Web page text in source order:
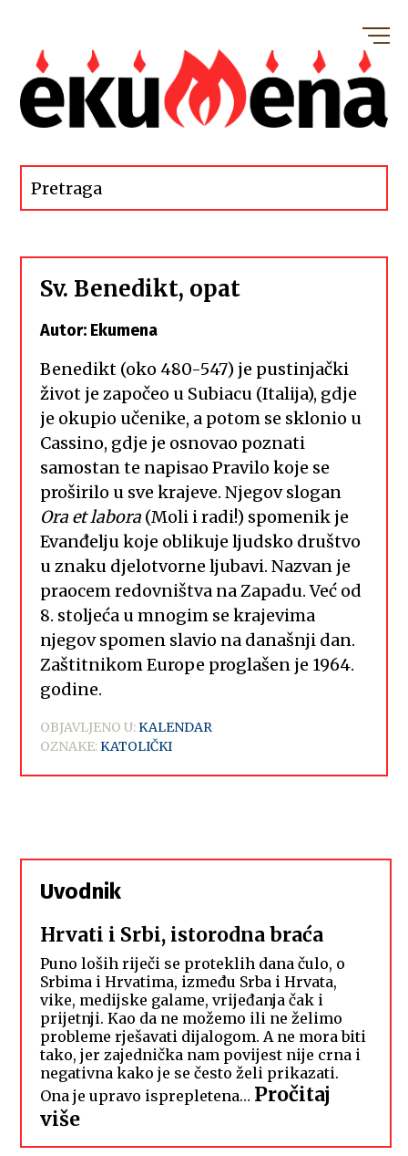
Sv. Benedikt, opat
Autor: Ekumena
Benedikt (oko 480-547) je pustinjački
život je započeo u Subiacu (Italija), gdje
je okupio učenike, a potom se sklonio u
Cassino, gdje je osnovao poznati
samostan te napisao Pravilo koje se
proširilo u sve krajeve. Njegov slogan
Ora et labora (Moli i radi!) spomenik je
Evanđelju koje oblikuje ljudsko društvo
u znaku djelotvorne ljubavi. Nazvan je
praocem redovništva na Zapadu. Već od
8. stoljeća u mnogim se krajevima
njegov spomen slavio na današnji dan.
Zaštitnikom Europe proglašen je 1964.
godine.
OBJAVLJENO U:KALENDAR
OZNAKE:KATOLIČKI
Uvodnik
Hrvati i Srbi, istorodna braća
Puno loših riječi se proteklih dana čulo, o
Srbima i Hrvatima, između Srba i Hrvata,
vike, medijske galame, vrijeđanja čak i
prijetnji. Kao da ne možemo ili ne želimo
probleme rješavati dijalogom. A ne mora biti
tako, jer zajednička nam povijest nije crna i
negativna kako je se često želi prikazati.
Ona je upravo isprepletena… Pročitaj
više:
Hrvati